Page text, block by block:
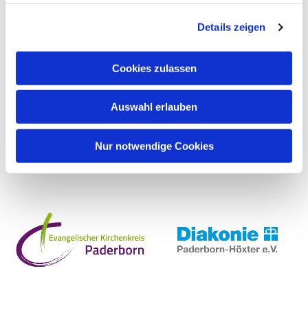
Details zeigen
Cookies zulassen
Auswahl erlauben
Nur notwendige Cookies